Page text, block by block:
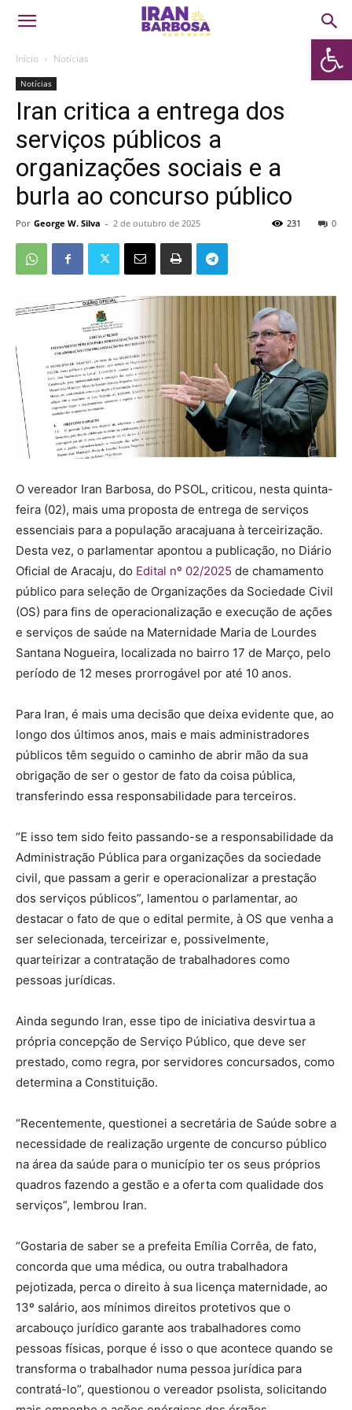
Abrir
Início Notícias
Notícias
Iran critica a entrega dos
serviços públicos a
organizações sociais e a
burla ao concurso público
Por George W. Silva - 2 de outubro de 2025 0
231
O vereador Iran Barbosa, do PSOL, criticou, nesta quinta-
feira (02), mais uma proposta de entrega de serviços
essenciais para a população aracajuana à terceirização.
Desta vez, o parlamentar apontou a publicação, no Diário
Oficial de Aracaju, do Edital nº 02/2025 de chamamento
público para seleção de Organizações da Sociedade Civil
(OS) para fins de operacionalização e execução de ações
e serviços de saúde na Maternidade Maria de Lourdes
Santana Nogueira, localizada no bairro 17 de Março, pelo
período de 12 meses prorrogável por até 10 anos.
Para Iran, é mais uma decisão que deixa evidente que, ao
longo dos últimos anos, mais e mais administradores
públicos têm seguido o caminho de abrir mão da sua
obrigação de ser o gestor de fato da coisa pública,
transferindo essa responsabilidade para terceiros.
“E isso tem sido feito passando-se a responsabilidade da
Administração Pública para organizações da sociedade
civil, que passam a gerir e operacionalizar a prestação
dos serviços públicos”, lamentou o parlamentar, ao
destacar o fato de que o edital permite, à OS que venha a
ser selecionada, terceirizar e, possivelmente,
quarteirizar a contratação de trabalhadores como
pessoas jurídicas.
Ainda segundo Iran, esse tipo de iniciativa desvirtua a
própria concepção de Serviço Público, que deve ser
prestado, como regra, por servidores concursados, como
determina a Constituição.
“Recentemente, questionei a secretária de Saúde sobre a
necessidade de realização urgente de concurso público
na área da saúde para o município ter os seus próprios
quadros fazendo a gestão e a oferta com qualidade dos
serviços”, lembrou Iran.
“Gostaria de saber se a prefeita Emília Corrêa, de fato,
concorda que uma médica, ou outra trabalhadora
pejotizada, perca o direito à sua licença maternidade, ao
13º salário, aos mínimos direitos protetivos que o
arcabouço jurídico garante aos trabalhadores como
pessoas físicas, porque é isso o que acontece quando se
transforma o trabalhador numa pessoa jurídica para
contratá-lo”, questionou o vereador psolista, solicitando